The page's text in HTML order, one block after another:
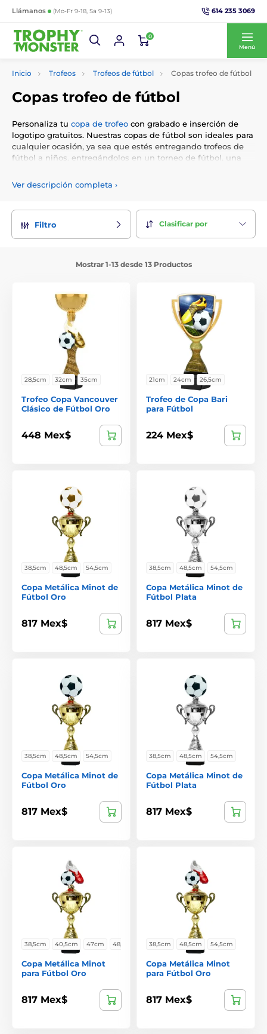
Llámanos (Mo-Fr 9-18, Sa 9-13) 614 235 3069
0
Menú
Inicio Trofeos Trofeos de fútbol Copas trofeo de fútbol
Copas trofeo de fútbol
Personaliza tu copa de trofeo con grabado e inserción de
logotipo gratuitos. Nuestras copas de fútbol son ideales para
cualquier ocasión, ya sea que estés entregando trofeos de
fútbol a niños, entregándolos en un torneo de fútbol, ​​una
Ver descripción completa ›
Filtro Clasificar por
Mostrar 1-13 desde 13 Productos
28,5cm 32cm 35cm
Trofeo Copa Vancouver
Clásico de Fútbol Oro
448 Mex$
21cm 24cm 26,5cm
Trofeo de Copa Bari
para Fútbol
224 Mex$
38,5cm 48,5cm 54,5cm
Copa Metálica Minot de
Fútbol Oro
817 Mex$
38,5cm 48,5cm 54,5cm
Copa Metálica Minot de
Fútbol Plata
817 Mex$
38,5cm 48,5cm 54,5cm
Copa Metálica Minot de
Fútbol Oro
817 Mex$
38,5cm 48,5cm 54,5cm
Copa Metálica Minot de
Fútbol Plata
817 Mex$
38,5cm 40,5cm 47cm 48,5cm
Copa Metálica Minot
para Fútbol Oro
817 Mex$
38,5cm 48,5cm 54,5cm
Copa Metálica Minot
para Fútbol Oro
817 Mex$